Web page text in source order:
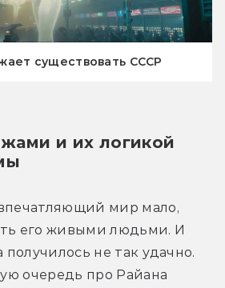
существовать СССР
и их логикой
мир мало,
его живыми людьми. И
получилось не так удачно.
очередь про Райана